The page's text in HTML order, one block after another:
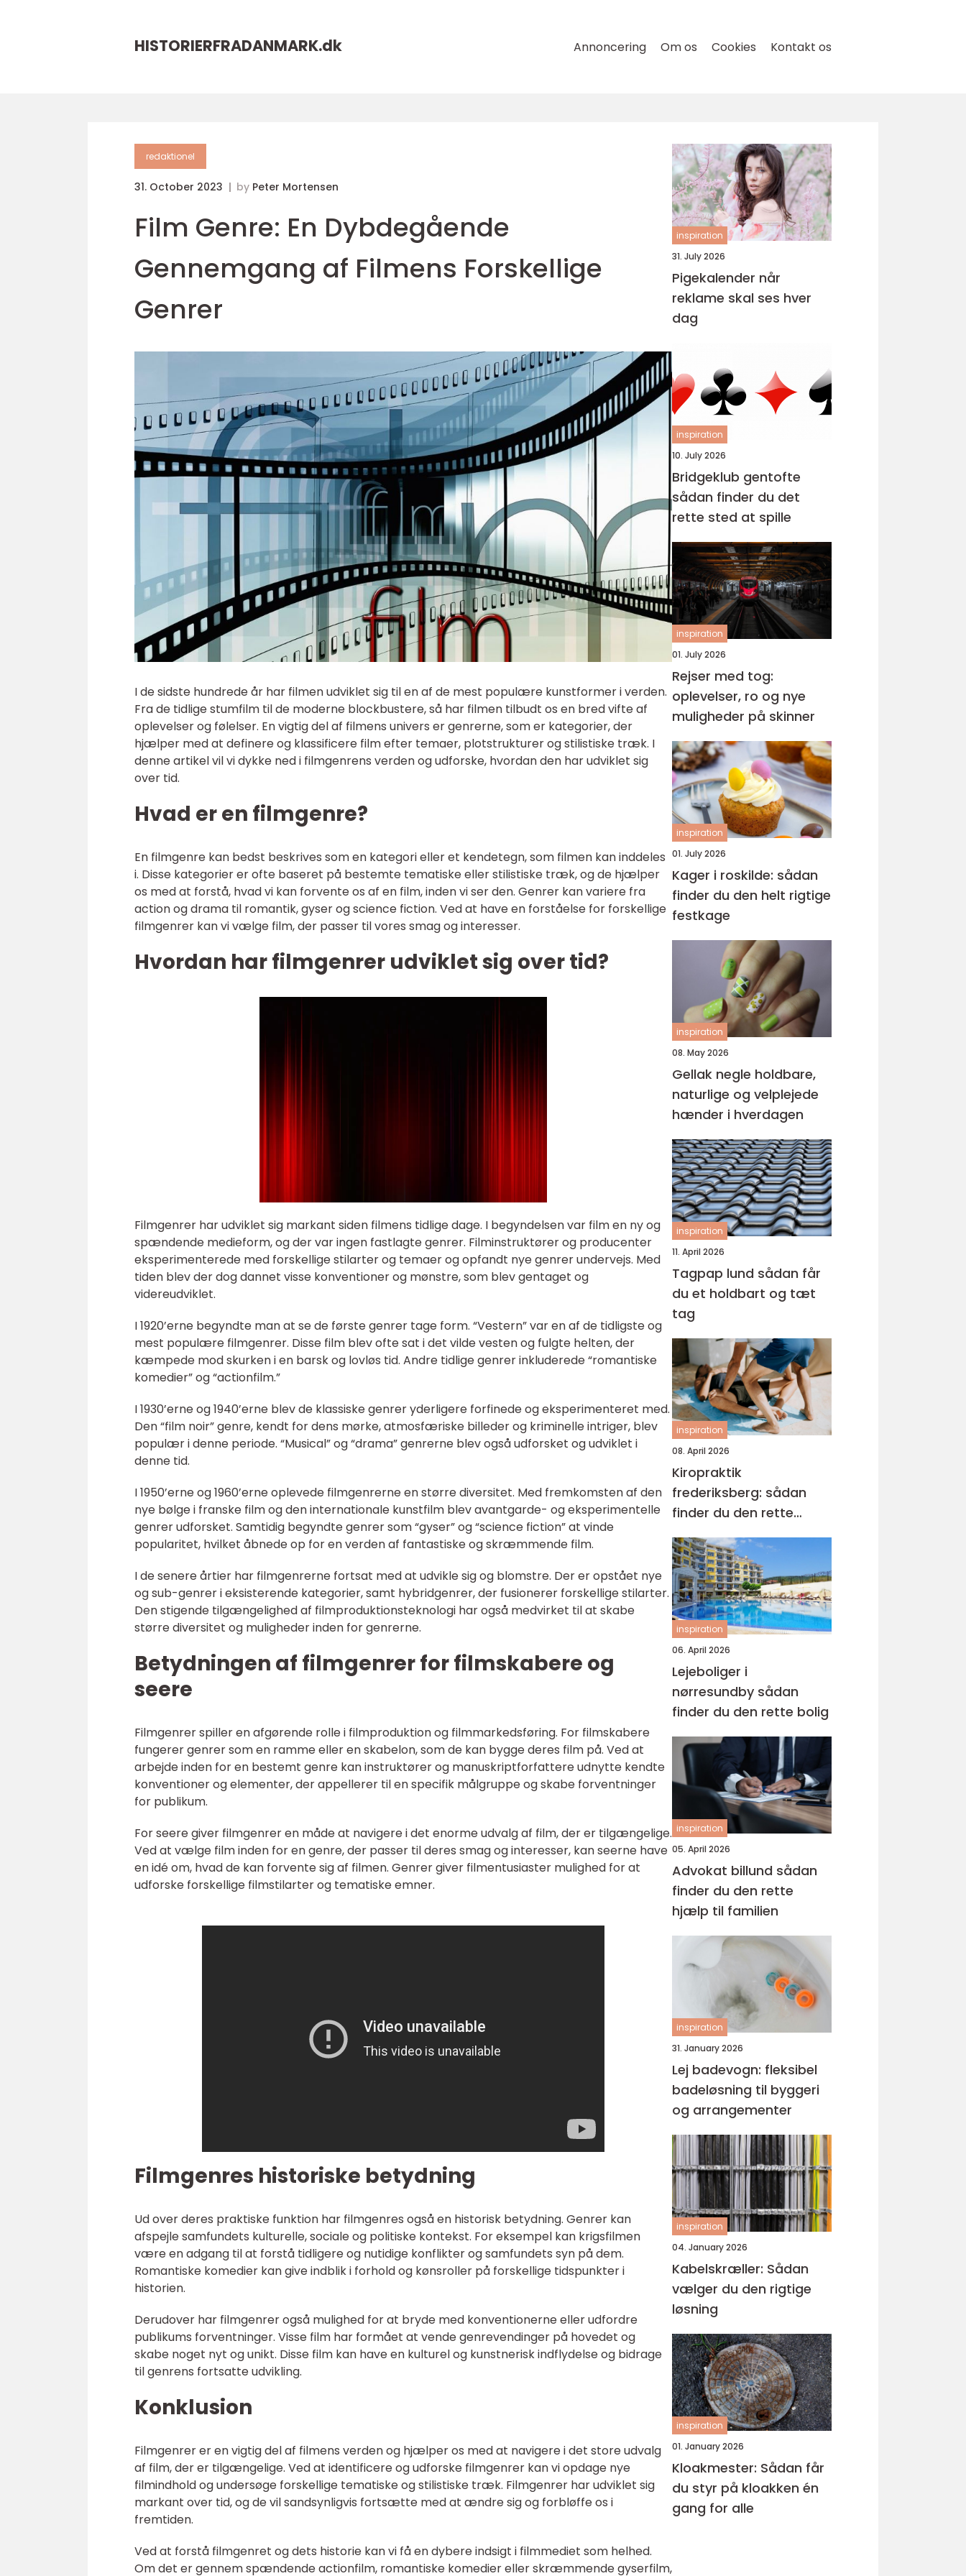
HISTORIERFRADANMARK.dk Annoncering Om os Cookies Kontakt os
redaktionel
31. October 2023 by Peter Mortensen
Film Genre: En Dybdegående
Gennemgang af Filmens Forskellige
Genrer
I de sidste hundrede år har filmen udviklet sig til en af de mest populære kunstformer i verden.
Fra de tidlige stumfilm til de moderne blockbustere, så har filmen tilbudt os en bred vifte af
oplevelser og følelser. En vigtig del af filmens univers er genrerne, som er kategorier, der
hjælper med at definere og klassificere film efter temaer, plotstrukturer og stilistiske træk. I
denne artikel vil vi dykke ned i filmgenrens verden og udforske, hvordan den har udviklet sig
over tid.
Hvad er en filmgenre?
En filmgenre kan bedst beskrives som en kategori eller et kendetegn, som filmen kan inddeles
i. Disse kategorier er ofte baseret på bestemte tematiske eller stilistiske træk, og de hjælper
os med at forstå, hvad vi kan forvente os af en film, inden vi ser den. Genrer kan variere fra
action og drama til romantik, gyser og science fiction. Ved at have en forståelse for forskellige
filmgenrer kan vi vælge film, der passer til vores smag og interesser.
Hvordan har filmgenrer udviklet sig over tid?
Filmgenrer har udviklet sig markant siden filmens tidlige dage. I begyndelsen var film en ny og
spændende medieform, og der var ingen fastlagte genrer. Filminstruktører og producenter
eksperimenterede med forskellige stilarter og temaer og opfandt nye genrer undervejs. Med
tiden blev der dog dannet visse konventioner og mønstre, som blev gentaget og
videreudviklet.
I 1920’erne begyndte man at se de første genrer tage form. “Vestern” var en af de tidligste og
mest populære filmgenrer. Disse film blev ofte sat i det vilde vesten og fulgte helten, der
kæmpede mod skurken i en barsk og lovløs tid. Andre tidlige genrer inkluderede “romantiske
komedier” og “actionfilm.”
I 1930’erne og 1940’erne blev de klassiske genrer yderligere forfinede og eksperimenteret med.
Den “film noir” genre, kendt for dens mørke, atmosfæriske billeder og kriminelle intriger, blev
populær i denne periode. “Musical” og “drama” genrerne blev også udforsket og udviklet i
denne tid.
I 1950’erne og 1960’erne oplevede filmgenrerne en større diversitet. Med fremkomsten af den
nye bølge i franske film og den internationale kunstfilm blev avantgarde- og eksperimentelle
genrer udforsket. Samtidig begyndte genrer som “gyser” og “science fiction” at vinde
popularitet, hvilket åbnede op for en verden af fantastiske og skræmmende film.
I de senere årtier har filmgenrerne fortsat med at udvikle sig og blomstre. Der er opstået nye
og sub-genrer i eksisterende kategorier, samt hybridgenrer, der fusionerer forskellige stilarter.
Den stigende tilgængelighed af filmproduktionsteknologi har også medvirket til at skabe
større diversitet og muligheder inden for genrerne.
Betydningen af filmgenrer for filmskabere og
seere
Filmgenrer spiller en afgørende rolle i filmproduktion og filmmarkedsføring. For filmskabere
fungerer genrer som en ramme eller en skabelon, som de kan bygge deres film på. Ved at
arbejde inden for en bestemt genre kan instruktører og manuskriptforfattere udnytte kendte
konventioner og elementer, der appellerer til en specifik målgruppe og skabe forventninger
for publikum.
For seere giver filmgenrer en måde at navigere i det enorme udvalg af film, der er tilgængelige.
Ved at vælge film inden for en genre, der passer til deres smag og interesser, kan seerne have
en idé om, hvad de kan forvente sig af filmen. Genrer giver filmentusiaster mulighed for at
udforske forskellige filmstilarter og tematiske emner.
Filmgenres historiske betydning
Ud over deres praktiske funktion har filmgenres også en historisk betydning. Genrer kan
afspejle samfundets kulturelle, sociale og politiske kontekst. For eksempel kan krigsfilmen
være en adgang til at forstå tidligere og nutidige konflikter og samfundets syn på dem.
Romantiske komedier kan give indblik i forhold og kønsroller på forskellige tidspunkter i
historien.
Derudover har filmgenrer også mulighed for at bryde med konventionerne eller udfordre
publikums forventninger. Visse film har formået at vende genrevendinger på hovedet og
skabe noget nyt og unikt. Disse film kan have en kulturel og kunstnerisk indflydelse og bidrage
til genrens fortsatte udvikling.
Konklusion
Filmgenrer er en vigtig del af filmens verden og hjælper os med at navigere i det store udvalg
af film, der er tilgængelige. Ved at identificere og udforske filmgenrer kan vi opdage nye
filmindhold og undersøge forskellige tematiske og stilistiske træk. Filmgenrer har udviklet sig
markant over tid, og de vil sandsynligvis fortsætte med at ændre sig og forbløffe os i
fremtiden.
Ved at forstå filmgenret og dets historie kan vi få en dybere indsigt i filmmediet som helhed.
Om det er gennem spændende actionfilm, romantiske komedier eller skræmmende gyserfilm,
inspiration
31. July 2026
Pigekalender når
reklame skal ses hver
dag
inspiration
10. July 2026
Bridgeklub gentofte
sådan finder du det
rette sted at spille
inspiration
01. July 2026
Rejser med tog:
oplevelser, ro og nye
muligheder på skinner
inspiration
01. July 2026
Kager i roskilde: sådan
finder du den helt rigtige
festkage
inspiration
08. May 2026
Gellak negle holdbare,
naturlige og velplejede
hænder i hverdagen
inspiration
11. April 2026
Tagpap lund sådan får
du et holdbart og tæt
tag
inspiration
08. April 2026
Kiropraktik
frederiksberg: sådan
finder du den rette
behandling til dine
smerter
inspiration
06. April 2026
Lejeboliger i
nørresundby sådan
finder du den rette bolig
inspiration
05. April 2026
Advokat billund sådan
finder du den rette
hjælp til familien
inspiration
31. January 2026
Lej badevogn: fleksibel
badeløsning til byggeri
og arrangementer
inspiration
04. January 2026
Kabelskræller: Sådan
vælger du den rigtige
løsning
inspiration
01. January 2026
Kloakmester: Sådan får
du styr på kloakken én
gang for alle